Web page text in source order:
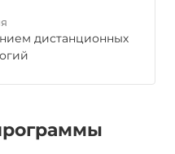
дистанционных